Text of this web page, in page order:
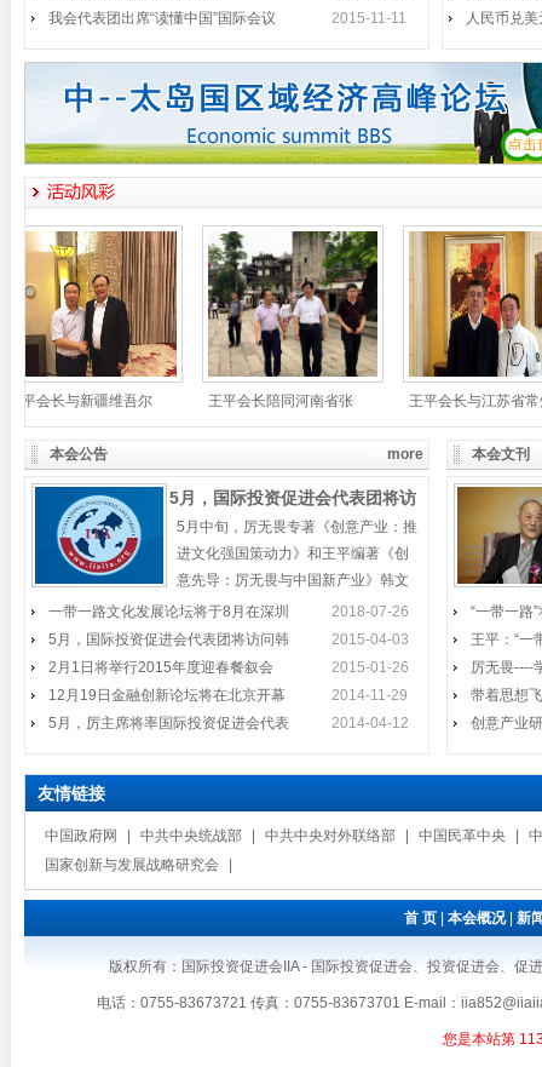
中、国际投资促进会会
我会代表团出席“读懂中国”国际
“读懂中国
国际投资促进会代表团访问惠州
2015年7月30日，国际投资促进
王平会见全罗政务副知事
5月14日，以王平会长为首的国际
投资促进会访韩
《创意产业》《创意先导》韩文
版首发
5月13日下午，第十一届中国人民
政治协商会议副
副主席、国际投
问澳大利亚并会见黄金海岸市長
Tom Tate
厉无畏出席全国名牌颁奖礼
厉主席、王会长出席资本发展研
10月24日下午，中国金融改革与
《创意先导》《启功图传》首发式
暨启功书画和鸿远艺术馆馆藏珍
2015-11-11
我会代表团出席“读懂中国”国际会议
人民币兑
本会公告 more
5月，国际投资促进会代表团将访
问韩国
5月中旬，厉无畏专著《创意产业：推
进文化强国策动力》和王平编著《创
意先导：厉无畏与中国新产业》韩文
版将在韩国西江大学举行
2月1日将举行2015年度迎春餐叙
会
国际投资促进会在深圳会员将举行
2015年度迎春餐叙会时间：2015年2
月1日（周日）中午11:30开始地点：
深圳市福田区
12月19日金融创新论坛将在北京
5月，厉主席将率国际投资促进会
2014年第十届中国（深圳）国际
文化产业博览交
我会代表团将在东京受到温总理
本，并出席在东京举行的第三届中日
2018-07-26
一带一路文化发展论坛将于8月在深圳
2015-04-03
5月，国际投资促进会代表团将访问韩
2015-01-26
2月1日将举行2015年度迎春餐叙会
2014-11-29
12月19日金融创新论坛将在北京开幕
2014-04-12
5月，厉主席将率国际投资促进会代表
本会文刊
“一带一路
王平：“一
厉无畏----
带着思想
创意产业
友情链接
中国政府网 中共中央统战部 中共中央对外联络部 中国民革中央
国家创新与发展战略研究会
首 页 本会概况| 新
版权所有：国际投资促进会IIA - 国际投资促进会、投资促进会、
电话：0755-83673721 传真：0755-83673701 E-mail：
您是本站第